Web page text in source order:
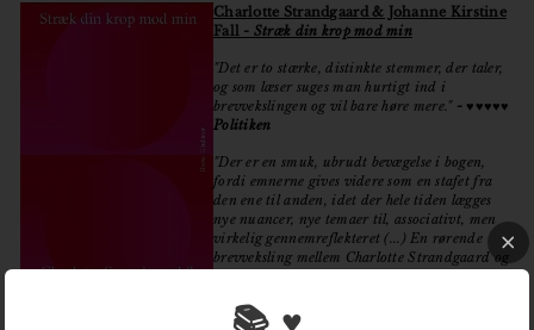
Charlotte Strandgaard & Johanne Kirstine
Fall - Stræk din krop mod min
"Det er to stærke, distinkte stemmer, der taler,
og som læser suges man hurtigt ind i
brevvekslingen og vil bare høre mere."- ♥♥♥♥♥
Politiken
"Der er en smuk, ubrudt bevægelse i bogen,
fordi emnerne gives videre som en stafet fra
den ene til anden, idet der hele tiden lægges
nye nuancer, nye temaer til, associativt, men
virkelig gennemreflekteret (...) En rørende
brevveksling mellem Charlotte Strandgaard og